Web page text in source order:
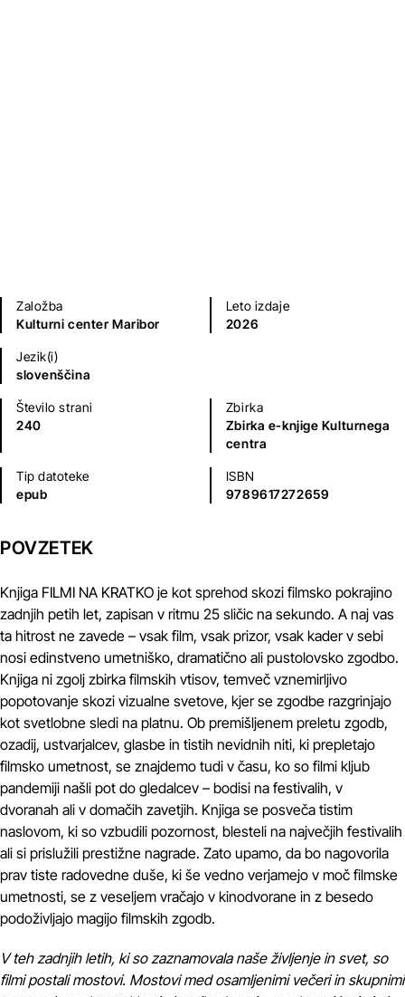
Založba
Kulturni center Maribor
Leto izdaje
2026
Jezik(i)
slovenščina
Število strani
240
Zbirka
Zbirka e-knjige Kulturnega
centra
Tip datoteke
epub
ISBN
9789617272659
POVZETEK
Knjiga FILMI NA KRATKO je kot sprehod skozi filmsko pokrajino
zadnjih petih let, zapisan v ritmu 25 sličic na sekundo. A naj vas
ta hitrost ne zavede – vsak film, vsak prizor, vsak kader v sebi
nosi edinstveno umetniško, dramatično ali pustolovsko zgodbo.
Knjiga ni zgolj zbirka filmskih vtisov, temveč vznemirljivo
popotovanje skozi vizualne svetove, kjer se zgodbe razgrinjajo
kot svetlobne sledi na platnu. Ob premišljenem preletu zgodb,
ozadij, ustvarjalcev, glasbe in tistih nevidnih niti, ki prepletajo
filmsko umetnost, se znajdemo tudi v času, ko so filmi kljub
pandemiji našli pot do gledalcev – bodisi na festivalih, v
dvoranah ali v domačih zavetjih. Knjiga se posveča tistim
naslovom, ki so vzbudili pozornost, blesteli na največjih festivalih
ali si prislužili prestižne nagrade. Zato upamo, da bo nagovorila
prav tiste radovedne duše, ki še vedno verjamejo v moč filmske
umetnosti, se z veseljem vračajo v kinodvorane in z besedo
podoživljajo magijo filmskih zgodb.
V teh zadnjih letih, ki so zaznamovala naše življenje in svet, so
filmi postali mostovi. Mostovi med osamljenimi večeri in skupnimi